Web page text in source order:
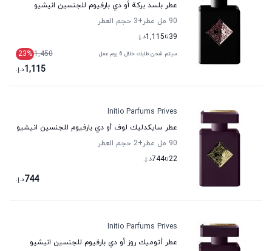
عطر بلسد بركة أو دي بارفيوم للجنسين انيشيو
90 مل عطر
+3
حجم العطر
39تا1,115د.إ.
سيتم شحن طلبك خلال 6 يوم عمل 1,450
23%
1,115د.إ.
Initio Parfums Prives
عطر سايكدليك لوف أو دي بارفيوم للجنسين انيشيو
90 مل عطر
+2
حجم العطر
22تا744د.إ.
744د.إ.
Initio Parfums Prives
عطر أتوميك روز أو دي بارفيوم للجنسين انيشيو